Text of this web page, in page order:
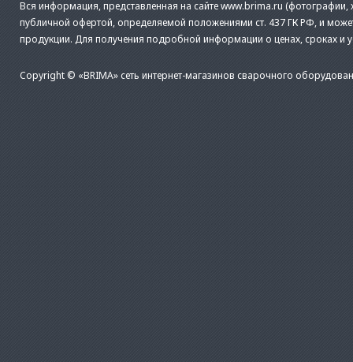
Вся информация, представленная на сайте www.brima.ru (фотографии,
публичной офертой, определяемой положениями ст. 437 ГК РФ, и
продукции. Для получения подробной информации о ценах, сроках и
Copyright © «BRIMA» сеть интернет-магазинов сварочного